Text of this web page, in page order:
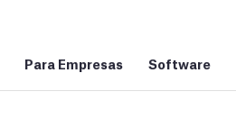
Para Empresas Software